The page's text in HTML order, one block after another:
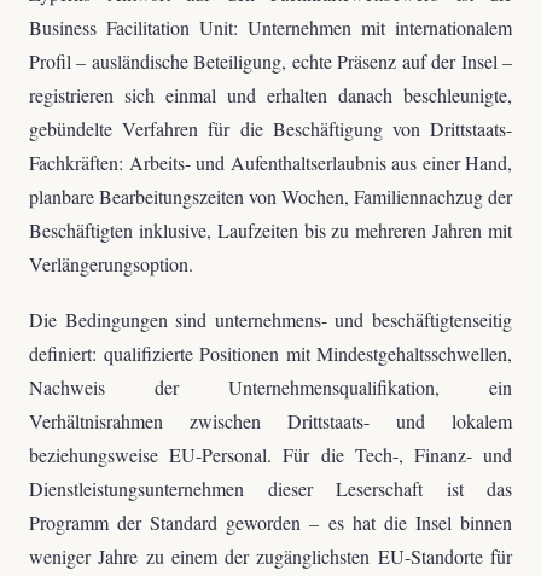
Business Facilitation Unit: Unternehmen mit internationalem
Profil – ausländische Beteiligung, echte Präsenz auf der Insel –
registrieren sich einmal und erhalten danach beschleunigte,
gebündelte Verfahren für die Beschäftigung von Drittstaats-
Fachkräften: Arbeits- und Aufenthaltserlaubnis aus einer Hand,
planbare Bearbeitungszeiten von Wochen, Familiennachzug der
Beschäftigten inklusive, Laufzeiten bis zu mehreren Jahren mit
Verlängerungsoption.
Die Bedingungen sind unternehmens- und beschäftigtenseitig
definiert: qualifizierte Positionen mit Mindestgehaltsschwellen,
Nachweis der Unternehmensqualifikation, ein
Verhältnisrahmen zwischen Drittstaats- und lokalem
beziehungsweise EU-Personal. Für die Tech-, Finanz- und
Dienstleistungsunternehmen dieser Leserschaft ist das
Programm der Standard geworden – es hat die Insel binnen
weniger Jahre zu einem der zugänglichsten EU-Standorte für